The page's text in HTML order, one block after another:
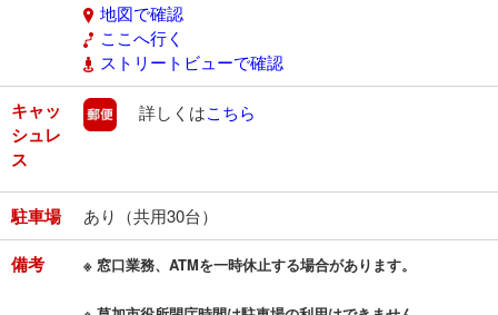
地図で確認
ここへ行く
ストリートビューで確認
キャッ
シュレ
ス
郵便
詳しくはこちら
駐車場 あり（共用30台）
備考 ※ 窓口業務、ATMを一時休止する場合があります。